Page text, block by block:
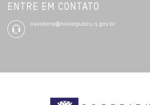
ENTRE EM CONTATO
ouvidoria@novaiguacu.rj.gov.br